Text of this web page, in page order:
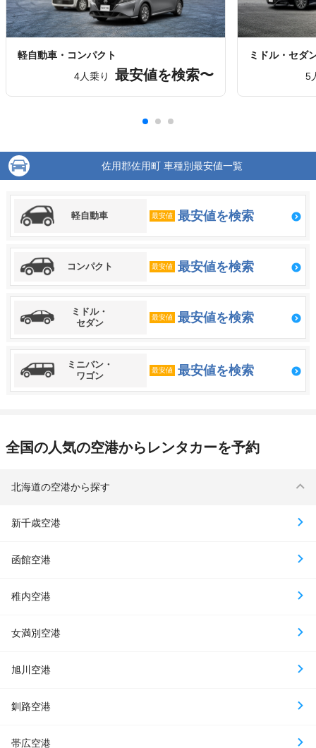
軽自動車・コンパクト
4人乗り
最安値を検索〜
ミドル・セダ
5
佐用郡佐用町 車種別最安値一覧
軽自動車 最安値 最安値を検索
コンパクト 最安値 最安値を検索
ミドル・
セダン
最安値 最安値を検索
ミニバン・
ワゴン
最安値 最安値を検索
全国の人気の空港からレンタカーを予約
北海道の空港から探す
新千歳空港
函館空港
稚内空港
女満別空港
旭川空港
釧路空港
帯広空港